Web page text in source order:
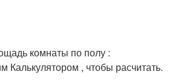
комнаты по полу :
Калькулятором , чтобы расчитать.